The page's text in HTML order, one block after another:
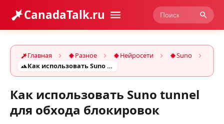
CanadaTalk.ru
Главная Разное Нейросети
Suno
Как использовать Suno tunnel для обхода блокировок
Как использовать Suno tunnel
для обхода блокировок